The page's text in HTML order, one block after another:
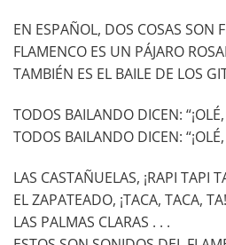
EN ESPAÑOL, DOS COSAS SON
FLAMENCO ES UN PÁJARO
TAMBIÉN ES EL BAILE DE LOS
TODOS BAILANDO DICEN:
TODOS BAILANDO DICEN:
LAS CASTAÑUELAS, ¡RAPI TAPI
EL ZAPATEADO, ¡TACA, TACA, TA!
LAS PALMAS CLARAS . . .